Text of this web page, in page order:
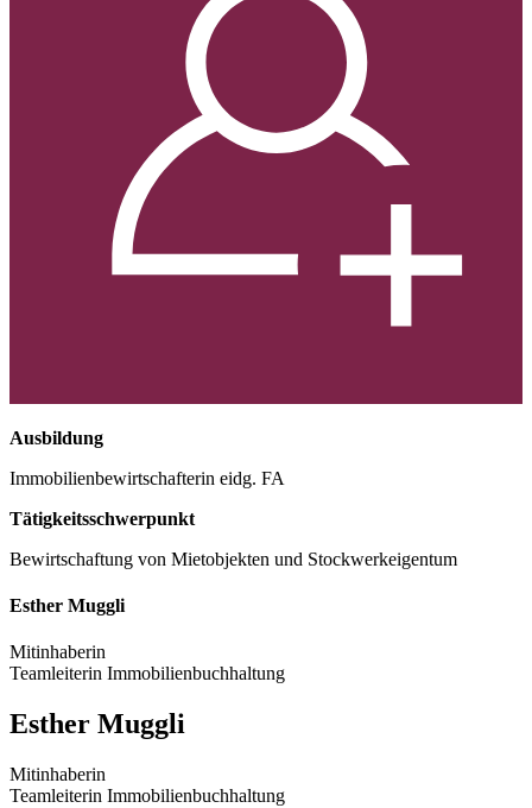
Ausbildung
Immobilienbewirtschafterin eidg. FA
Tätigkeitsschwerpunkt
Bewirtschaftung von Mietobjekten und Stockwerkeigentum
Esther Muggli
Mitinhaberin
Teamleiterin Immobilienbuchhaltung
Esther Muggli
Mitinhaberin
Teamleiterin Immobilienbuchhaltung